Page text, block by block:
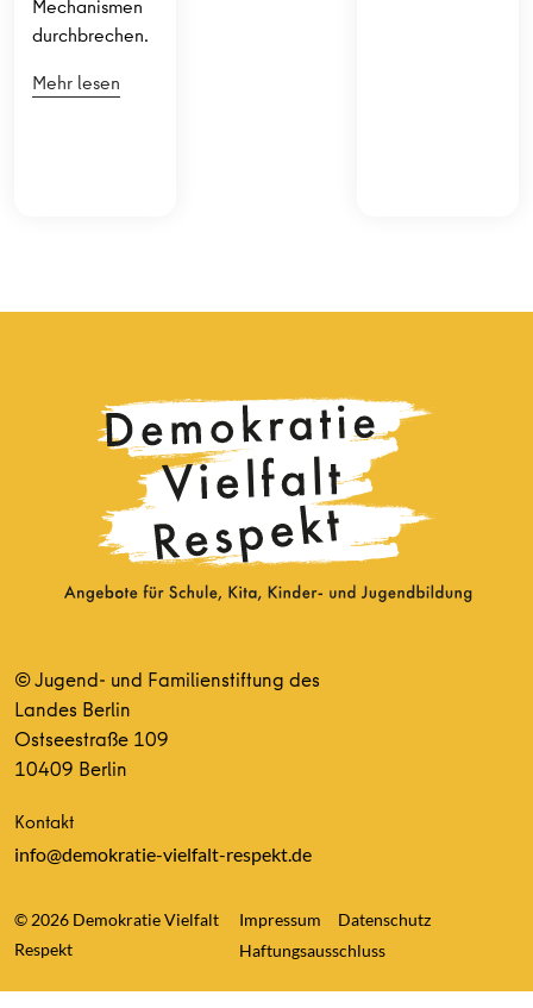
Mechanismen
durchbrechen.
Mehr lesen
© Jugend- und Familienstiftung des
Landes Berlin
Ostseestraße 109
10409 Berlin
Kontakt
info@demokratie-vielfalt-respekt.de
© 2026 Demokratie Vielfalt
Respekt
Impressum
Datenschutz
Haftungsausschluss